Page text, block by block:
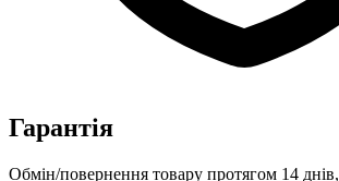
Гарантія
Обмін/повернення товару протягом 14 днів,